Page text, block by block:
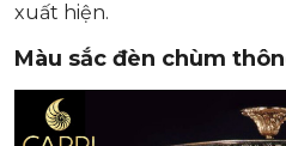
xuất hiện.
Màu sắc đèn chùm